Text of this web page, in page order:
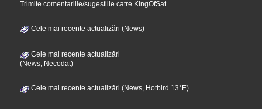
Trimite comentariile/sugestiile catre KingOfSat
Cele mai recente actualizări (News)
Cele mai recente actualizări
(News, Necodat)
Cele mai recente actualizări (News, Hotbird 13°E)